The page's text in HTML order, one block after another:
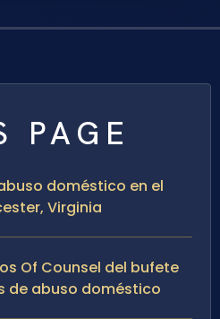
PAGE
doméstico en el
Virginia
Of Counsel del bufete
de abuso doméstico